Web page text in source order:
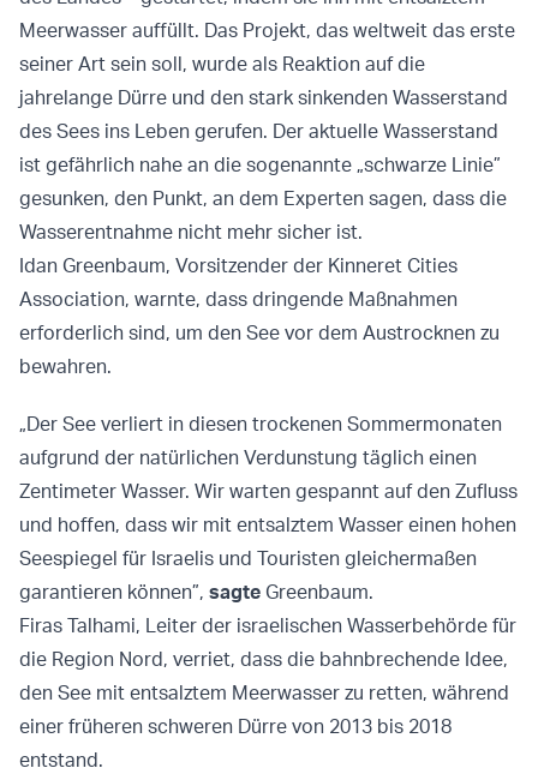
Meerwasser auffüllt. Das Projekt, das weltweit das erste
seiner Art sein soll, wurde als Reaktion auf die
jahrelange Dürre und den stark sinkenden Wasserstand
des Sees ins Leben gerufen. Der aktuelle Wasserstand
ist gefährlich nahe an die sogenannte „schwarze Linie”
gesunken, den Punkt, an dem Experten sagen, dass die
Wasserentnahme nicht mehr sicher ist.
Idan Greenbaum, Vorsitzender der Kinneret Cities
Association, warnte, dass dringende Maßnahmen
erforderlich sind, um den See vor dem Austrocknen zu
bewahren.
„Der See verliert in diesen trockenen Sommermonaten
aufgrund der natürlichen Verdunstung täglich einen
Zentimeter Wasser. Wir warten gespannt auf den Zufluss
und hoffen, dass wir mit entsalztem Wasser einen hohen
Seespiegel für Israelis und Touristen gleichermaßen
garantieren können”, sagte Greenbaum.
Firas Talhami, Leiter der israelischen Wasserbehörde für
die Region Nord, verriet, dass die bahnbrechende Idee,
den See mit entsalztem Meerwasser zu retten, während
einer früheren schweren Dürre von 2013 bis 2018
entstand.